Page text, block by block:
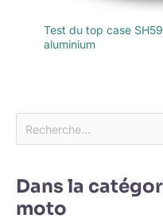
Test du top case
aluminium
Dans la
moto